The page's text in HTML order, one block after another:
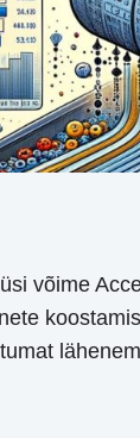
võime